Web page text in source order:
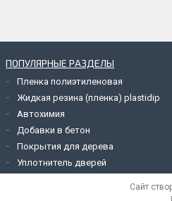
ПОПУЛЯРНЫЕ РАЗДЕЛЫ
Пленка полиэтиленовая
Жидкая резина (пленка) plastidip
Автохимия
Добавки в бетон
Покрытия для дерева
Уплотнитель дверей
Сайт